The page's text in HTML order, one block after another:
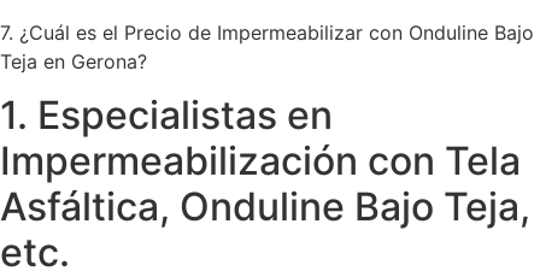
7. ¿Cuál es el Precio de Impermeabilizar con Onduline Bajo
Teja en Gerona?
1. Especialistas en
Impermeabilización con Tela
Asfáltica, Onduline Bajo Teja,
etc.